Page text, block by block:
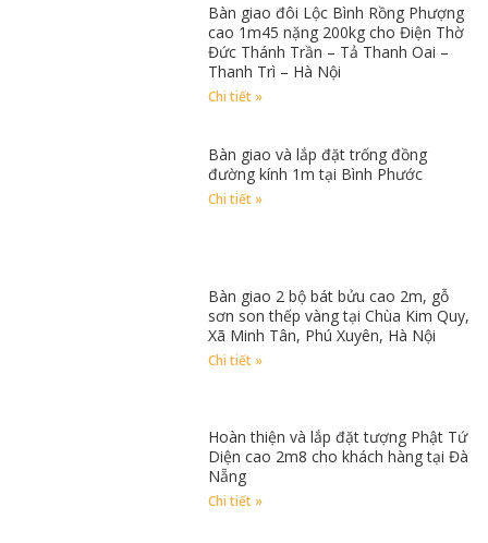
Bàn giao đôi Lộc Bình Rồng Phượng
cao 1m45 nặng 200kg cho Điện Thờ
Đức Thánh Trần – Tả Thanh Oai –
Thanh Trì – Hà Nội
Chi tiết »
Bàn giao và lắp đặt trống đồng
đường kính 1m tại Bình Phước
Chi tiết »
Bàn giao 2 bộ bát bửu cao 2m, gỗ
sơn son thếp vàng tại Chùa Kim Quy,
Xã Minh Tân, Phú Xuyên, Hà Nội
Chi tiết »
Hoàn thiện và lắp đặt tượng Phật Tứ
Diện cao 2m8 cho khách hàng tại Đà
Nẵng
Chi tiết »